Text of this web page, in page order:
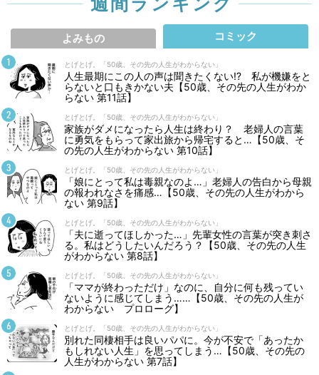
よみもの コミック
とげとげ。「50歳、その先の人生がわからない」
人生最期にこの人の声は聞きたくない⁉ 私が機嫌をと
らないと口もきかない夫【50歳、その先の人生がわか
らない 第11話】
とげとげ。「50歳、その先の人生がわからない」
家族がダメになったら人生は終わり？ 老婦人の言葉
に勇気をもらって家出旅から帰宅すると…【50歳、そ
の先の人生がわからない 第10話】
とげとげ。「50歳、その先の人生がわからない」
「娘にとって私は毒親なのよ…」老婦人の告白から母親
の報われなさを痛感…【50歳、その先の人生がわから
ない 第9話】
とげとげ。「50歳、その先の人生がわからない」
「夫に逝ってほしかった…」先輩女性の言葉が突き刺さ
る。私はどうしたいんだろう？【50歳、その先の人生
がわからない 第8話】
とげとげ。「50歳、その先の人生がわからない」
「ママが終わっただけ」なのに、自分に何も残ってい
ないように感じてしまう……【50歳、その先の人生が
わからない プロローグ】
とげとげ。「50歳、その先の人生がわからない」
別れた同棲相手は良いパパに。今が不安で「あったか
もしれない人生」を思ってしまう…【50歳、その先の
人生がわからない 第7話】